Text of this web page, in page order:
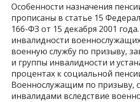
Особенности назначения
прописаны в статье 15
166-ФЗ от 15 декабря 2001
инвалидности
военную службу по призыву,
и группы инвалидности и
процентах к социальной
Военнослужащим по призыву,
инвалидами вследствие